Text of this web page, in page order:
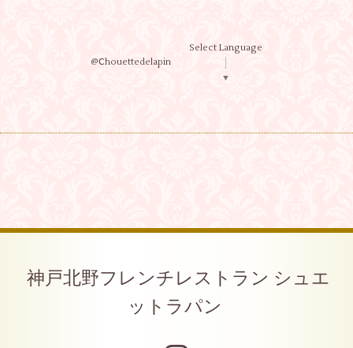
@Ⅽhouettedelapin
Select Language
▼
神戸北野フレンチレストラン シュエ
ットラパン